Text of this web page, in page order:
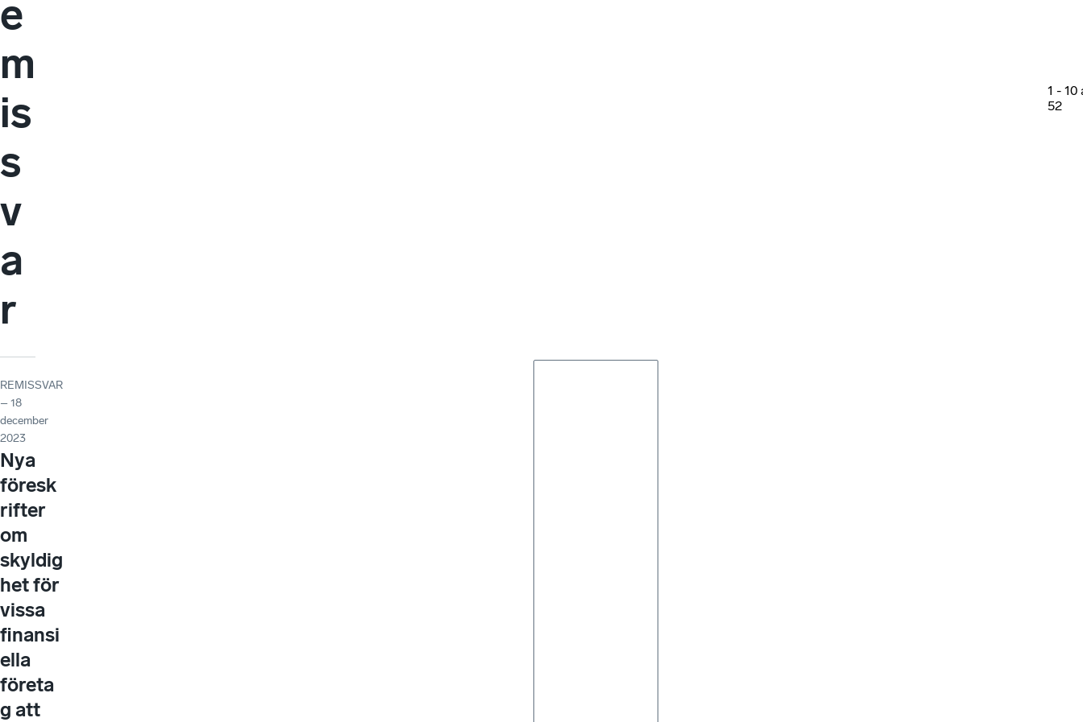
e
m
is
s
v
a
r
1 - 10
52
REMISSVAR
– 18
december
2023
Nya
föresk
rifter
om
skyldig
het för
vissa
finansi
ella
företa
g att